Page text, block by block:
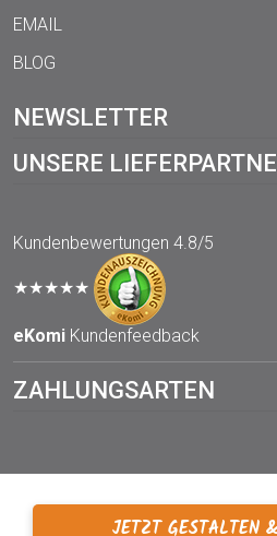
JETZT GESTALTEN
EMAIL
BLOG
NEWSLETTER
UNSERE
Kundenbewertungen 4.8/5
★★★★★
eKomi Kundenfeedback
ZAHLUNGSARTEN